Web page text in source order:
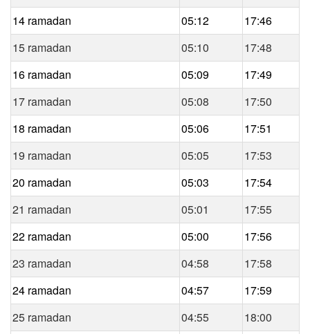
14 ramadan
05:12
17:46
15 ramadan
05:10
17:48
16 ramadan
05:09
17:49
17 ramadan
05:08
17:50
18 ramadan
05:06
17:51
19 ramadan
05:05
17:53
20 ramadan
05:03
17:54
21 ramadan
05:01
17:55
22 ramadan
05:00
17:56
23 ramadan
04:58
17:58
24 ramadan
04:57
17:59
25 ramadan
04:55
18:00